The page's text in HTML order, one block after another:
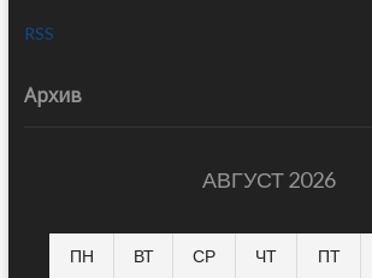
RSS
Архив
АВГУСТ 2026
ПН ВТ СР ЧТ ПТ